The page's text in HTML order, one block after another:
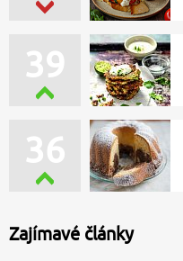
39
36
Zajímavé články